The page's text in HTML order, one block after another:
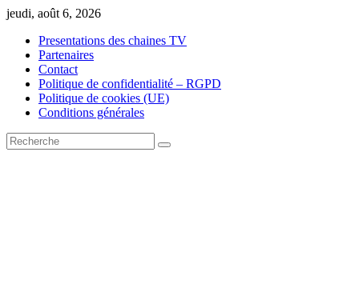
Skip
content
jeudi, août 6, 2026
Presentations des chaines TV
Partenaires
Contact
Politique de confidentialité – RGPD
Politique de cookies (UE)
Conditions générales